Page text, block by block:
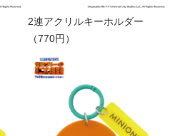
2連アクリルキーホルダー
（770円）